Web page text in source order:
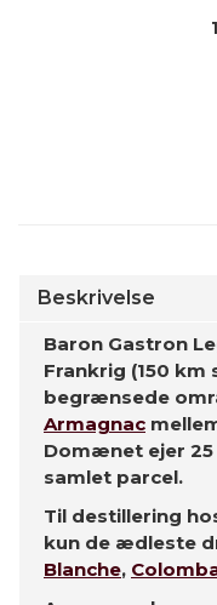
Beskrivelse
Baron Gastron
Frankrig (150
begrænsede
Armagnac
Domænet ejer
samlet parcel.
Til destillering
kun de ædleste
Blanche,